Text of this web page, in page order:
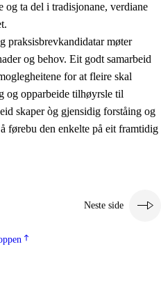
opplæring
og skole
og ta del i tradisjonane, verdiane
praksisbrevkandidatar møter
og behov. Eit godt samarbeid
for at fleire skal
og opparbeide tilhøyrsle til
skaper òg gjensidig forståing og
førebu den enkelte på eit framtidig
Neste side